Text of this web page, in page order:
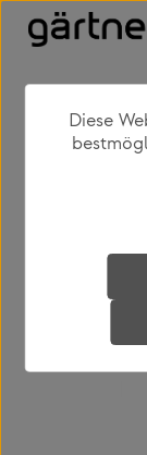
Zum Hauptinhalt
shop
Bildergalerie
Diese